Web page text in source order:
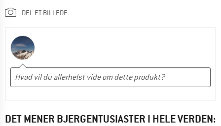
DEL ET BILLEDE
DET MENER BJERGENTUSIASTER I HELE VERDEN: